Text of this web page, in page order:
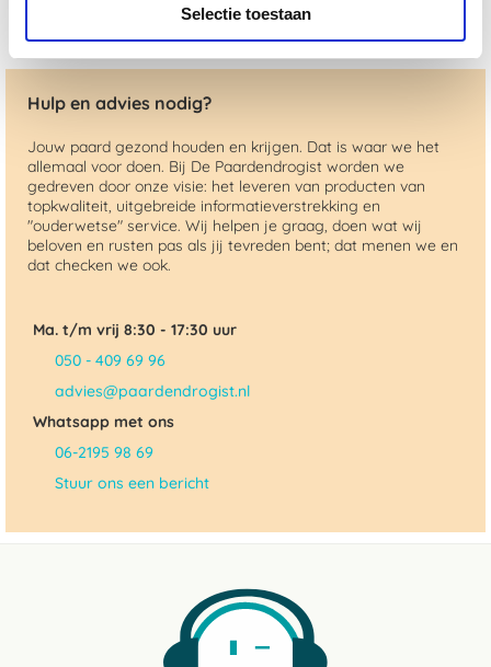
Selectie toestaan
Hulp en advies nodig?
Jouw paard gezond houden en krijgen. Dat is waar we het
allemaal voor doen. Bij De Paardendrogist worden we
gedreven door onze visie: het leveren van producten van
topkwaliteit, uitgebreide informatieverstrekking en
"ouderwetse" service. Wij helpen je graag, doen wat wij
beloven en rusten pas als jij tevreden bent; dat menen we en
dat checken we ook.
Ma. t/m vrij 8:30 - 17:30 uur
050 - 409 69 96
advies@paardendrogist.nl
Whatsapp met ons
06-2195 98 69
Stuur ons een bericht